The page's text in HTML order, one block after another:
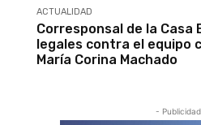
ACTUALIDAD
Corresponsal de la Casa
legales contra el equipo
María Corina Machado
-